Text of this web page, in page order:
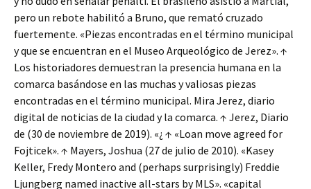
pero un rebote habilitó a Bruno, que remató cruzado
fuertemente. «Piezas encontradas en el término municipal
y que se encuentran en el Museo Arqueológico de Jerez». ↑
Los historiadores demuestran la presencia humana en la
comarca basándose en las muchas y valiosas piezas
encontradas en el término municipal. Mira Jerez, diario
digital de noticias de la ciudad y la comarca. ↑ Jerez, Diario
de (30 de noviembre de 2019). «¿ ↑ «Loan move agreed for
Fojticek». ↑ Mayers, Joshua (27 de julio de 2010). «Kasey
Keller, Fredy Montero and (perhaps surprisingly) Freddie
Ljungberg named inactive all-stars by MLS». «capital